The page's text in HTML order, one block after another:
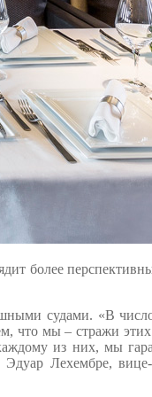
более
судами. «В
что мы – стражи
из них, мы
Лехембре,